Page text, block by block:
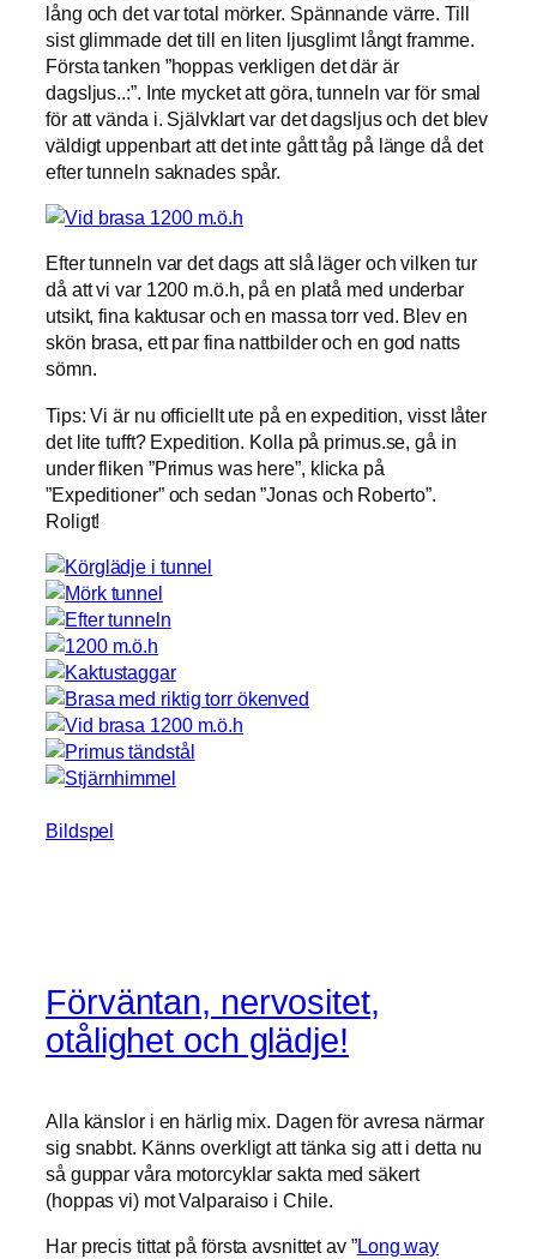
lång och det var total mörker. Spännande värre. Till
sist glimmade det till en liten ljusglimt långt framme.
Första tanken ”hoppas verkligen det där är
dagsljus..:”. Inte mycket att göra, tunneln var för smal
för att vända i. Självklart var det dagsljus och det blev
väldigt uppenbart att det inte gått tåg på länge då det
efter tunneln saknades spår.
Efter tunneln var det dags att slå läger och vilken tur
då att vi var 1200 m.ö.h, på en platå med underbar
utsikt, fina kaktusar och en massa torr ved. Blev en
skön brasa, ett par fina nattbilder och en god natts
sömn.
Tips: Vi är nu officiellt ute på en expedition, visst låter
det lite tufft? Expedition. Kolla på primus.se, gå in
under fliken ”Primus was here”, klicka på
”Expeditioner” och sedan ”Jonas och Roberto”.
Roligt!
Bildspel
Förväntan, nervositet,
otålighet och glädje!
Alla känslor i en härlig mix. Dagen för avresa närmar
sig snabbt. Känns overkligt att tänka sig att i detta nu
så guppar våra motorcyklar sakta med säkert
(hoppas vi) mot Valparaiso i Chile.
Har precis tittat på första avsnittet av ”Long way